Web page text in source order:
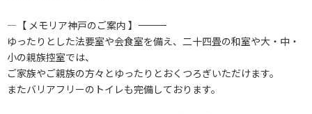
―【 メモリア神戸のご案内 】――――――――――――――――――――
ゆったりとした法要室や会食室を備え、二十四畳の和室や大・中・
小の親族控室では、
ご家族やご親族の方々とゆったりとおくつろぎいただけます。
またバリアフリーのトイレも完備しております。